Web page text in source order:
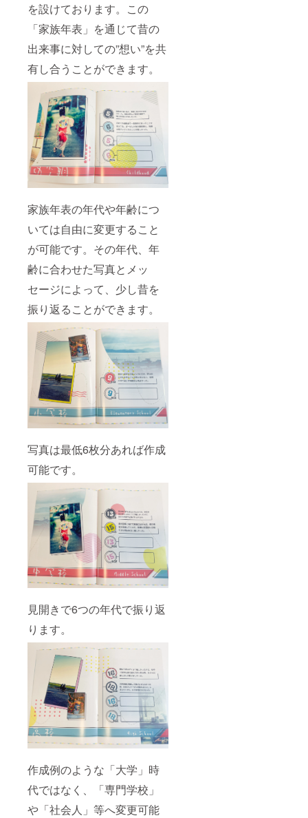
を設けております。この
「家族年表」を通じて昔の
出来事に対しての”想い”を共
有し合うことができます。
家族年表の年代や年齢につ
いては自由に変更すること
が可能です。その年代、年
齢に合わせた写真とメッ
セージによって、少し昔を
振り返ることができます。
写真は最低6枚分あれば作成
可能です。
見開きで6つの年代で振り返
ります。
作成例のような「大学」時
代ではなく、「専門学校」
や「社会人」等へ変更可能